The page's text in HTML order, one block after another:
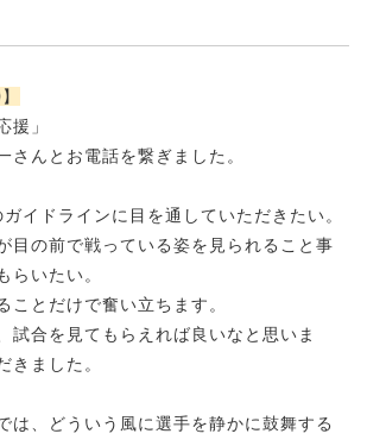
援」
さんとお電話を繋ぎました。
ガイドラインに目を通していただきたい。
目の前で戦っている姿を見られること事
らいたい。
ことだけで奮い立ちます。
試合を見てもらえれば良いなと思いま
きました。
は、どういう風に選手を静かに鼓舞する